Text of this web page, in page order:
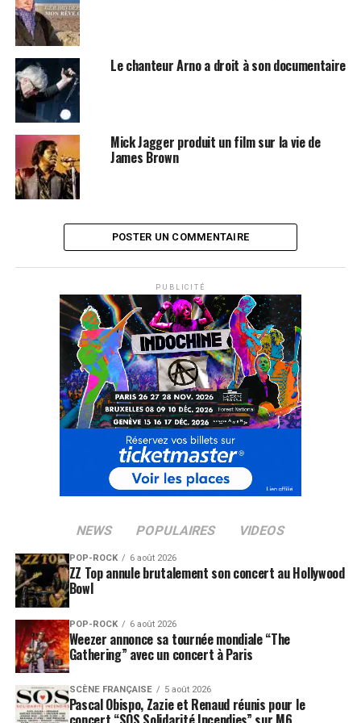
Retour en enfance, retour aux sources pour préparer la
sortie de son premier album «
amiPiergab
premier documentaire, à découvrir très bientôt.
SUJETS ASSOCIÉS: DOCUMENTAIRE
Le chanteur Arno a droit à son documentaire
Mick Jagger produit un film sur la vie de
James Brown
POSTER UN COMMENTAIRE
PUBLICITÉ
NEWS POPULAIRES VIDEOS
POP-ROCK 6 août 2026
ZZ Top annule brutalement son concert au Hollywood
Bowl
POP-ROCK 6 août 2026
Weezer annonce sa tournée mondiale “The
Gathering” avec un concert à Paris
SCÈNE FRANÇAISE 5 août 2026
Pascal Obispo, Zazie et Renaud réunis pour le